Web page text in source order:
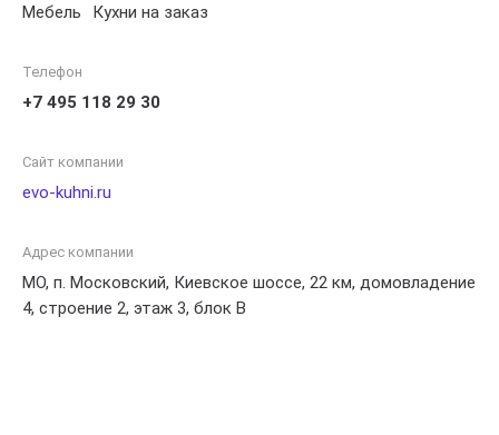
соответствии с потребностями и желаниями клиентов.
профессиональное обслуживание.
Мебель Кухни на заказ
Телефон
+7 495 118 29 30
Сайт компании
evo-kuhni.ru
Адрес компании
МО, п. Московский, Киевское шоссе, 22 км, домовладение
4, строение 2, этаж 3, блок В